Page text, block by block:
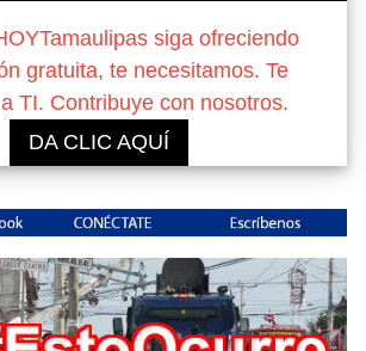
siga ofreciendo
gratuita, te necesitamos. Te
TI. Contribuye con nosotros.
DA CLIC AQUÍ